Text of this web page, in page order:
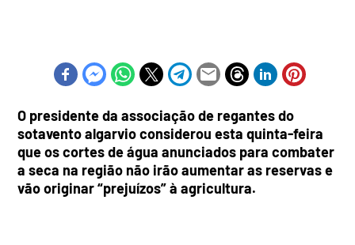
O presidente da associação de regantes do
sotavento algarvio considerou esta quinta-feira
que os cortes de água anunciados para combater
a seca na região não irão aumentar as reservas e
vão originar “prejuízos” à agricultura.